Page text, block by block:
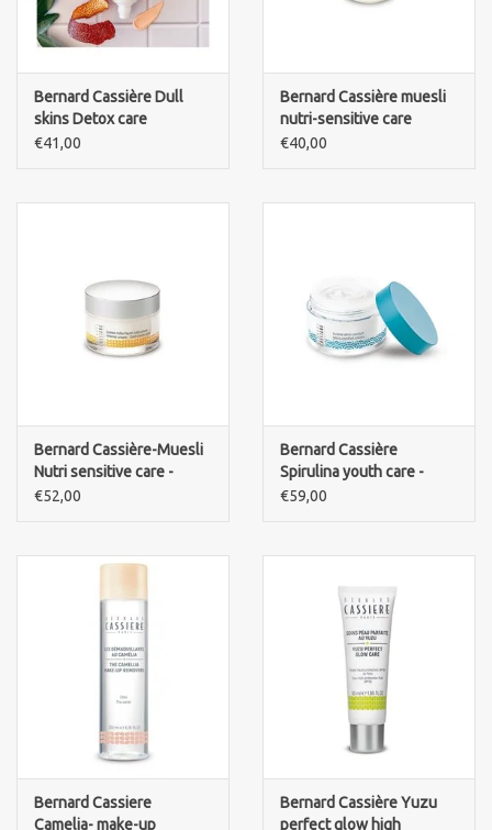
Bernard Cassière Dull
skins Detox care
Complexion Reviving
€41,00
Bernard Cassière muesli
nutri-sensitive care
soothing Skyr mask
€40,00
Bernard Cassière-Muesli
Nutri sensitive care -
intense cream-cold cream
€52,00
Bernard Cassière
Spirulina youth care -
Crème Ultra Comfort
€59,00
Bernard Cassiere
Camelia- make-up
Bernard Cassière Yuzu
perfect glow high